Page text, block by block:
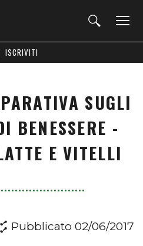
ISCRIVITI
SUGLI
BENESSERE -
E VITELLI
Pubblicato 02/06/2017